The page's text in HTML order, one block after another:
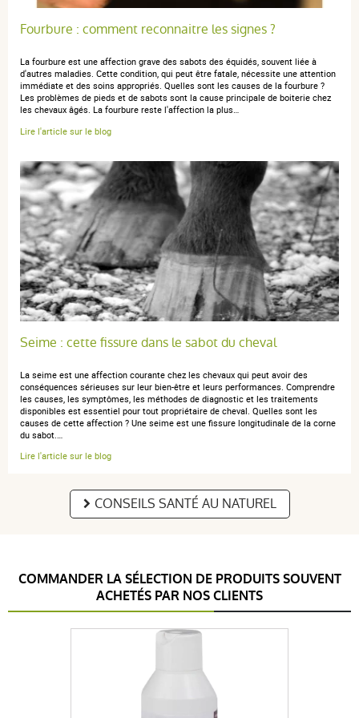
5 / 5
Très bien, facile à appliquer
Fourbure : comment reconnaitre les signes ?
La fourbure est une affection grave des sabots des équidés, souvent liée à
d'autres maladies. Cette condition, qui peut être fatale, nécessite une attention
immédiate et des soins appropriés. Quelles sont les causes de la fourbure ?
Les problèmes de pieds et de sabots sont la cause principale de boiterie chez
les chevaux âgés. La fourbure reste l'affection la plus…
Lire l'article sur le blog
Seime : cette fissure dans le sabot du cheval
La seime est une affection courante chez les chevaux qui peut avoir des
conséquences sérieuses sur leur bien-être et leurs performances. Comprendre
les causes, les symptômes, les méthodes de diagnostic et les traitements
disponibles est essentiel pour tout propriétaire de cheval. Quelles sont les
causes de cette affection ? Une seime est une fissure longitudinale de la corne
du sabot.…
Lire l'article sur le blog
CONSEILS SANTÉ AU NATUREL
COMMANDER LA SÉLECTION DE PRODUITS SOUVENT
ACHETÉS PAR NOS CLIENTS